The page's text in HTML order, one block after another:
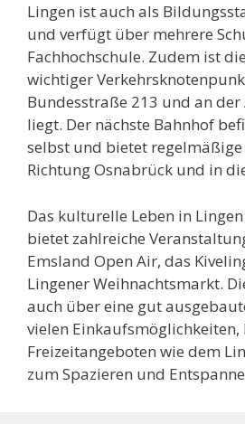
Lingen ist auch als
und verfügt über mehrere
Fachhochschule. Zudem ist
wichtiger
Bundesstraße 213 und an der
liegt. Der nächste Bahnhof
selbst und bietet
Richtung Osnabrück und in
Das kulturelle Leben in
bietet zahlreiche
Emsland Open Air, das
Lingener Weihnachtsmarkt.
auch über eine gut
vielen Einkaufsmöglichkeiten,
Freizeitangeboten wie dem
zum Spazieren und